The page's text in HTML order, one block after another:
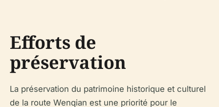
Efforts de
préservation
La préservation du patrimoine historique et culturel
de la route Wenqian est une priorité pour le